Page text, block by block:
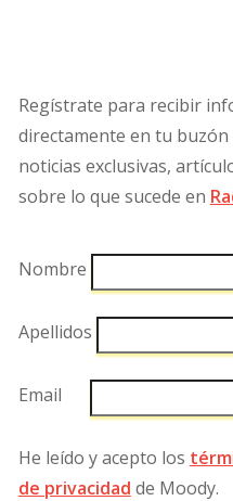
Regístrate para recibir
directamente en tu
noticias exclusivas,
sobre lo que sucede en
Nombre
Apellidos
Email
He leído y acepto los
de privacidad de Moody.